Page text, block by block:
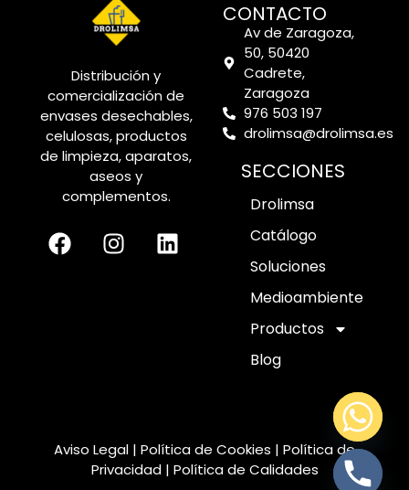
Distribución y
comercialización de
envases desechables,
celulosas, productos
de limpieza, aparatos,
aseos y
complementos.
CONTACTO
Av de Zaragoza,
50, 50420
Cadrete,
Zaragoza
976 503 197
drolimsa@drolimsa.es
SECCIONES
Drolimsa
Catálogo
Soluciones
Medioambiente
Productos
Blog
Aviso Legal | Política de Cookies | Política de
Privacidad| Política de Calidades